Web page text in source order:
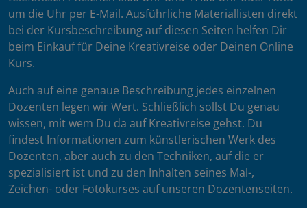
um die Uhr per E-Mail. Ausführliche Materiallisten direkt
bei der Kursbeschreibung auf diesen Seiten helfen Dir
beim Einkauf für Deine Kreativreise oder Deinen Online
Kurs.
Auch auf eine genaue Beschreibung jedes einzelnen
Dozenten legen wir Wert. Schließlich sollst Du genau
wissen, mit wem Du da auf Kreativreise gehst. Du
findest Informationen zum künstlerischen Werk des
Dozenten, aber auch zu den Techniken, auf die er
spezialisiert ist und zu den Inhalten seines Mal-,
Zeichen- oder Fotokurses auf unseren Dozentenseiten.